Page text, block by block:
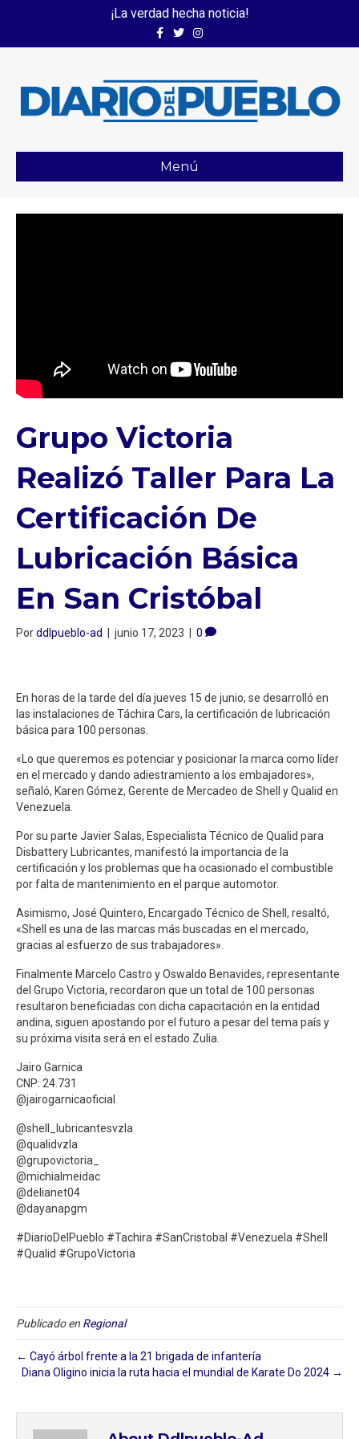
¡La verdad hecha noticia!
FacebookTwitterInstagram
Menú
Grupo Victoria
Realizó Taller Para La
Certificación De
Lubricación Básica
En San Cristóbal
Porddlpueblo-ad junio 17, 2023 0
En horas de la tarde del día jueves 15 de junio, se desarrolló en
las instalaciones de Táchira Cars, la certificación de lubricación
básica para 100 personas.
«Lo que queremos es potenciar y posicionar la marca como líder
en el mercado y dando adiestramiento a los embajadores»,
señaló, Karen Gómez, Gerente de Mercadeo de Shell y Qualid en
Venezuela.
Por su parte Javier Salas, Especialista Técnico de Qualid para
Disbattery Lubricantes, manifestó la importancia de la
certificación y los problemas que ha ocasionado el combustible
por falta de mantenimiento en el parque automotor.
Asimismo, José Quintero, Encargado Técnico de Shell, resaltó,
«Shell es una de las marcas más buscadas en el mercado,
gracias al esfuerzo de sus trabajadores».
Finalmente Marcelo Castro y Oswaldo Benavides, representante
del Grupo Victoria, recordaron que un total de 100 personas
resultaron beneficiadas con dicha capacitación en la entidad
andina, siguen apostando por el futuro a pesar del tema país y
su próxima visita será en el estado Zulia.
Jairo Garnica
CNP: 24.731
@jairogarnicaoficial
@shell_lubricantesvzla
@qualidvzla
@grupovictoria_
@michialmeidac
@delianet04
@dayanapgm
#DiarioDelPueblo #Tachira #SanCristobal #Venezuela #Shell
#Qualid #GrupoVictoria
Publicado en Regional
← Cayó árbol frente a la 21 brigada de infantería ⁣
Diana Oligino inicia la ruta hacia el mundial de Karate Do 2024 →